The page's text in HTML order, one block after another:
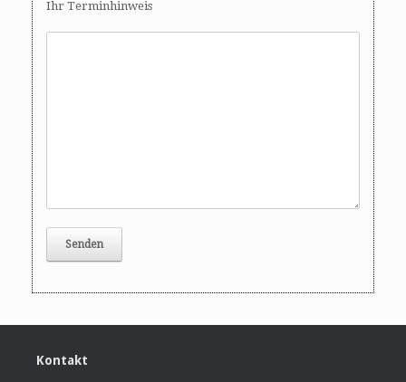
Ihr Terminhinweis
Kontakt